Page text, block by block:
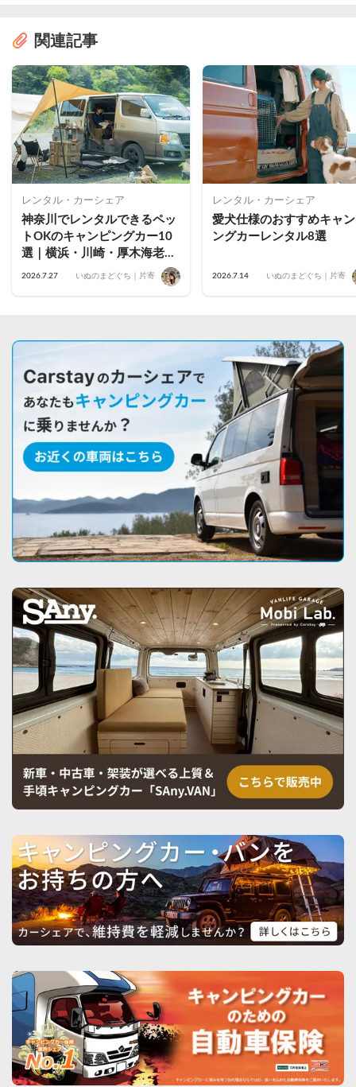
関連記事
レンタル・カーシェア
神奈川でレンタルできるペッ
トOKのキャンピングカー10
選｜横浜・川崎・厚木海老
名・藤沢茅ヶ崎・小田原・鎌
2026.7.27 いぬのまどぐち｜片寄
レンタル・カーシェア
愛犬仕様のおすすめキャ
ングカーレンタル8選
2026.7.14 いぬのまどぐち｜片寄